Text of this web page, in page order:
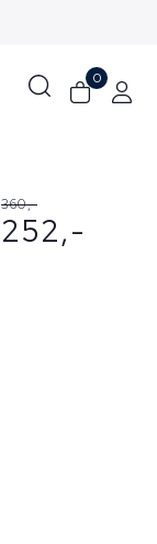
0
360,-
252,-